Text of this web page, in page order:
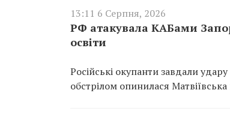
13:11 6 Серпня, 2026
РФ атакувала КАБами
освіти
Російські окупанти завдали
обстрілом опинилася